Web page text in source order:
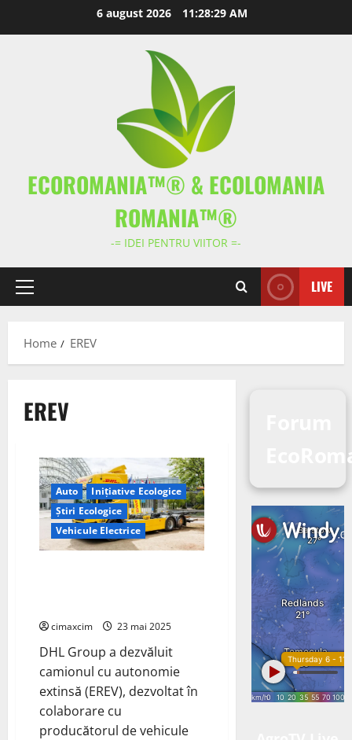
6 august 2026 11:28:29 AM
ECOROMANIA™® & ECOLOMANIA
ROMANIA™®
-= IDEI PENTRU VIITOR =-
Primary
LIVE
Home EREV
EREV
Auto
Inițiative Ecologice
Știri Ecologice
Vehicule Electrice
cimaxcim 23 mai 2025
DHL Group a dezvăluit
camionul cu autonomie
extinsă (EREV), dezvoltat în
colaborare cu
producătorul de vehicule